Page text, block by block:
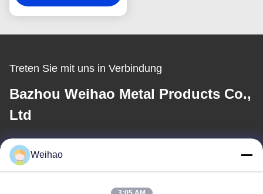
verzinkter Stahl
Treten Sie mit uns in Verbindung
Bazhou Weihao Metal Products Co.,
Ltd
E-Mail
408690175@qq.com
Weihao